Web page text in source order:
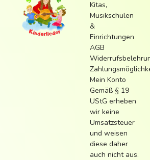
Kitas,
Musikschulen
&
Einrichtungen
AGB
Mein Konto
Gemäß § 19
UStG erheben
wir keine
Umsatzsteuer
und weisen
diese daher
auch nicht aus.